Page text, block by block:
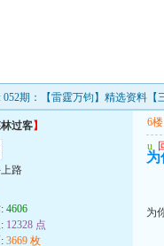
052期：【雷霆万钧】精选资料【
过客】
路
4606
12328 点
3669 枚
6楼
u
为
为